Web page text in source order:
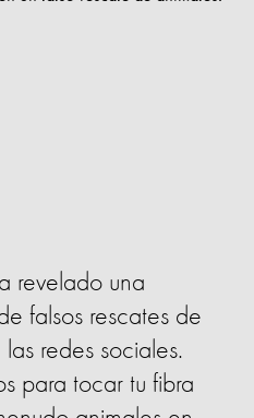
revelado una
falsos rescates de
redes sociales.
para tocar tu fibra